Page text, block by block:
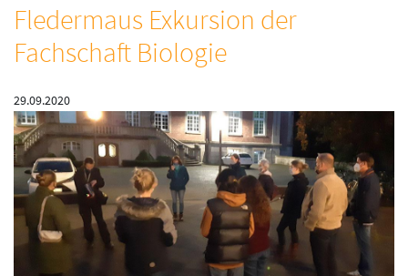
Fledermaus Exkursion der
Fachschaft Biologie
29.09.2020